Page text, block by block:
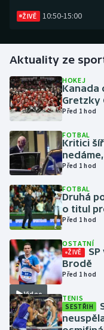
Futsal
Gymnastika
Házená
Jezdectví
Judo
Krasobruslení
Lezení
Lyže a snowboard
Moderní pětiboj
Motorsport
ŽIVĚ 10:50-15:00
Aktuality ze
HOKEJ
Kanada
Gretzky
Před 1 hod
FOTBAL
Kritici
Před 1 hod
FOTBAL
Druhá
o titul
Před 1 hod
Video
OSTATNÍ
ŽIVĚ
Brodě
Před 1 hod
TENIS
SESTŘIH